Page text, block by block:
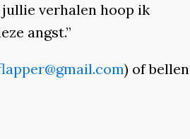
verhalen hoop ik
angst.”
) of bellen